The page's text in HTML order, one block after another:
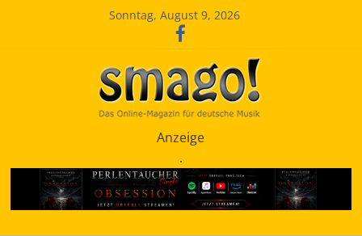
Sonntag, August 9, 2026
SchlagerMAGazinOnline
Anzeige
.